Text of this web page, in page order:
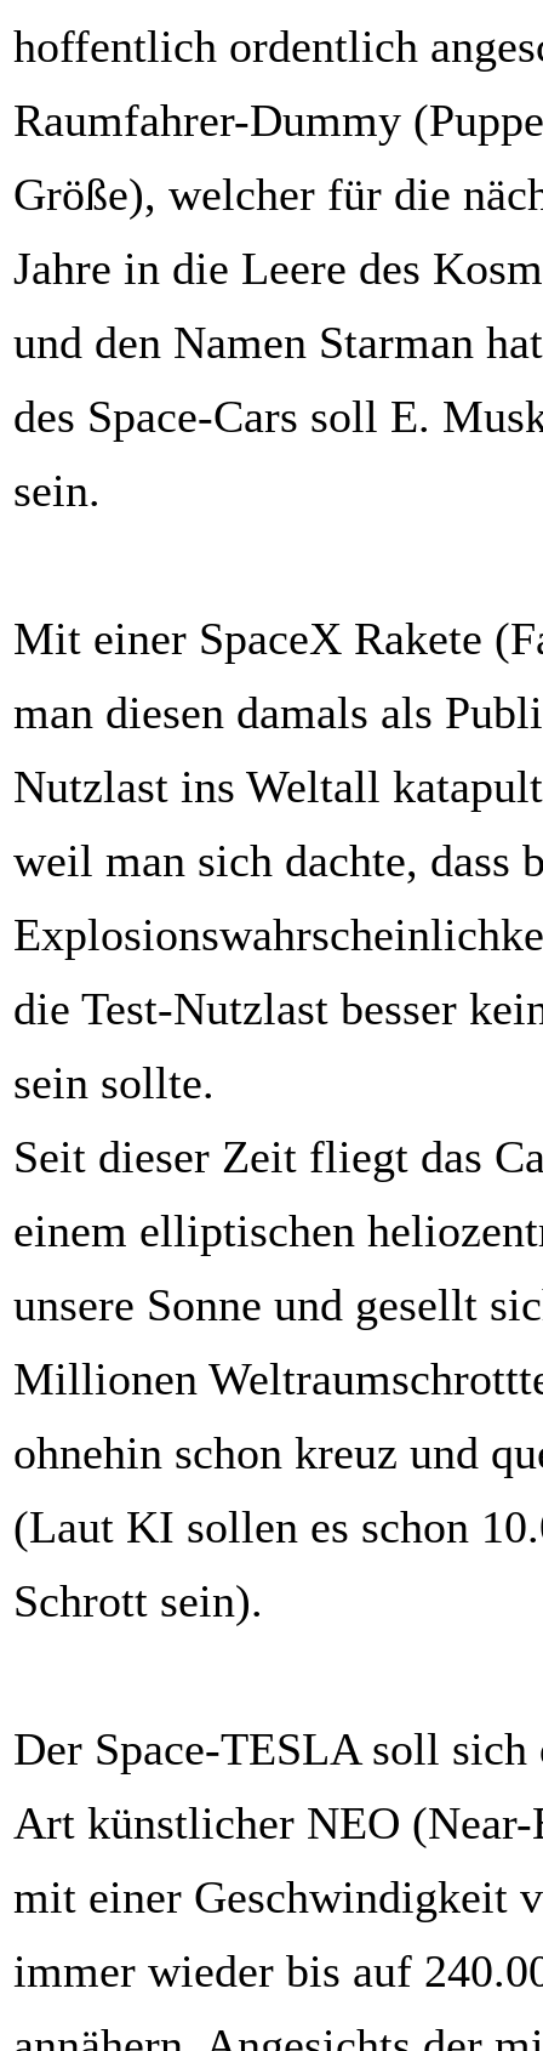
hoffentlich ordentlich
Raumfahrer-Dummy
Größe), welcher für die
Jahre in die Leere des
und den Namen Starman
des Space-Cars soll E.
sein.
Mit einer SpaceX Rakete
man diesen damals als
Nutzlast ins Weltall
weil man sich dachte, dass
die Test-Nutzlast besser
sein sollte.
Seit dieser Zeit fliegt das
einem elliptischen
unsere Sonne und gesellt
Millionen
ohnehin schon kreuz und
(Laut KI sollen es schon
Schrott sein).
Der Space-TESLA soll sich
Art künstlicher NEO
mit einer Geschwindigkeit
immer wieder bis auf